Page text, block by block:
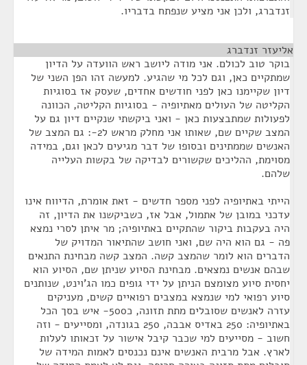
זנדברג, ולכן אני מציע שנפתח בדבריו.
אליעזר זנדברג
בוקר טוב לכולם. אני מודה ליושב ראש הוועדה על הדיון
שמתקיים כאן, וגם לכל מי שהגיע. למעשה זהו הפן השני של
דיון שקיימנו כאן לפני חודשים אחדים, שעסק אז בסוגיות
הקליטה של העולים מאתיופיה - בסוגיות הקליטה, הכוונה
לפעולות שמתבצעות כאן - ואני ביקשתי שנקיים דיון גם על
המצב שקיים שם, שאותו אני מחלק מראש ל2-: גם המצב של
האנשים שממתינים ובסופו של דבר מגיעים לכאן וגם, במידה
מסוימת, ההליכים שקשורים לבדיקה של בקשות העלייה
שלהם.
הייתי באתיופיה לפני מספר חדשים - זאת אומרת, הדיווח אינו
עדכני במובן של אתמול, אבל אז, כשביקשנו את הדיון, זה
היה בעקבות ביקור שהתקיים באתיופיה; מר איתן לסרי נמצא
פה - גם הוא היה שם, ואני חושב שהתיאור המדויק של
הדברים הוא לומר שהמצב קשה. המצב קשה מבחינת התנאים
שבהם אנשים נמצאים. מבחינת הסיוע שניתן שם, הסיוע הוא
יחסית סיוע מצומצם הניתן על ידי גופים כמו הג'וינט, שנותנים
סיוע רפואי למי שנמצא במצבים רפואיים קשים, מעניקים
עזרה לאנשים שסובלים מתת תזונה, כ500- איש בסך הכל
באתיופיה: 250 באדיס אבבה, 250 בגונדה, ומסייעים - וזה
חשוב - מסייעים למי שכבר קיבל אישור על זכאותו לעלות
לארץ. אבל מרבית האנשים אינם נכנסים לאמות המידה של